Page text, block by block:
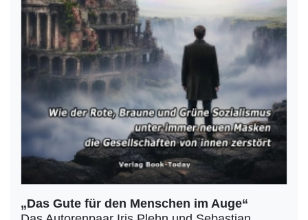
„Das Gute für den Menschen im Auge“